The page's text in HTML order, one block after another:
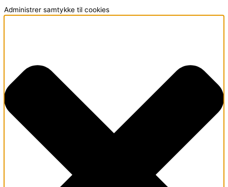
Administrer samtykke til cookies